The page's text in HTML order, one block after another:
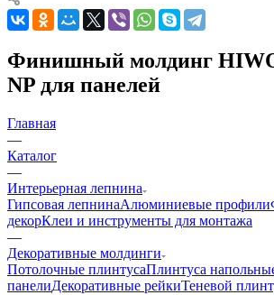
Финишный молдинг
NP для панелей
Главная
—
Каталог
—
Интерьерная лепнина
Гипсовая лепнинаАлюминиевые профили
декорКлеи и инструменты для монтажа
—
Декоративные молдинги
Потолочные плинтусаПлинтуса
панелиДекоративные рейкиТеневой